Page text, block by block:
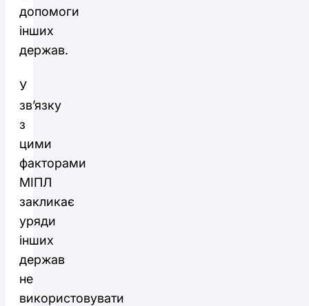
допомоги
інших
держав.
У
зв’язку
з
цими
факторами
МІПЛ
закликає
уряди
інших
держав
не
використовувати